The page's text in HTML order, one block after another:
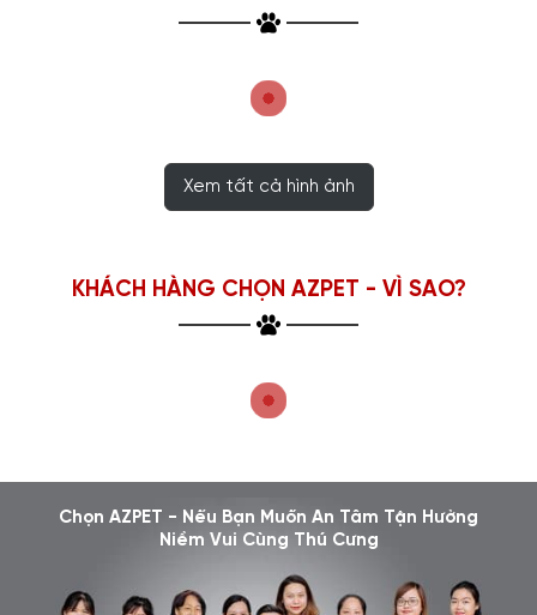
Xem tất cả hình ảnh
KHÁCH HÀNG CHỌN AZPET - VÌ SAO?
Chọn AZPET - Nếu Bạn Muốn An Tâm Tận Hưởng
Niềm Vui Cùng Thú Cưng